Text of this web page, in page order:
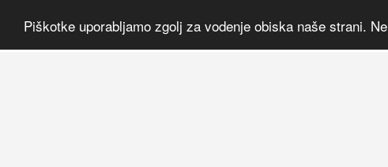
Piškotke uporabljamo zgolj za vodenje obiska naše strani.